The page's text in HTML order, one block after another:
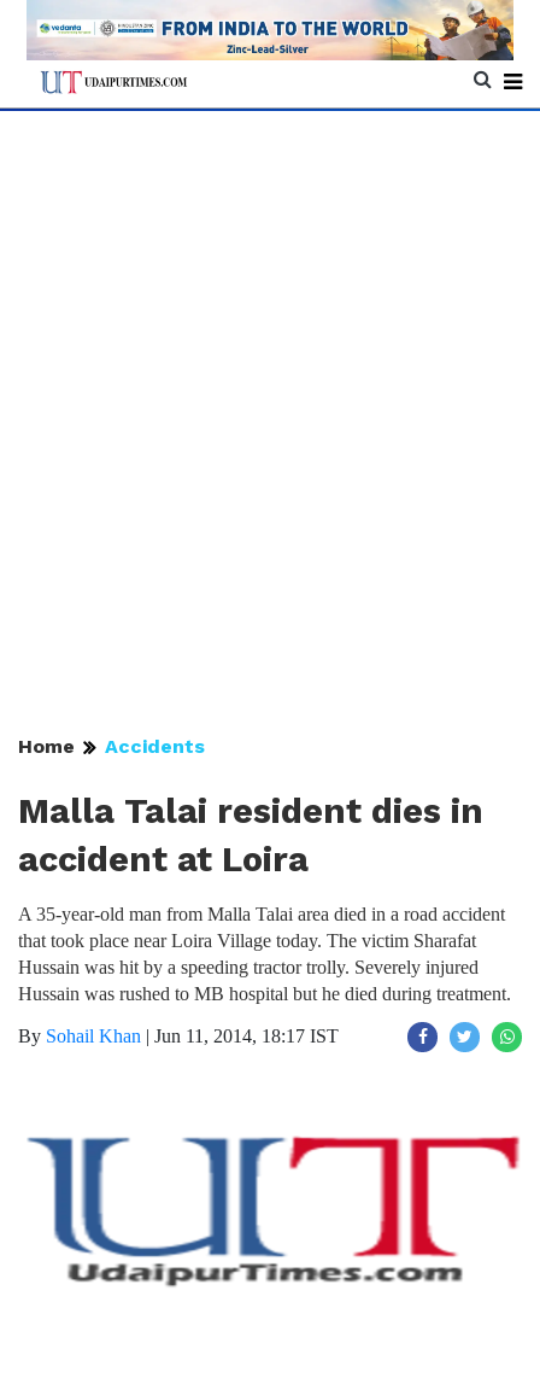
Home Accidents
Malla Talai resident dies in
accident at Loira
A 35-year-old man from Malla Talai area died in a road accident
that took place near Loira Village today. The victim Sharafat
Hussain was hit by a speeding tractor trolly. Severely injured
Hussain was rushed to MB hospital but he died during treatment.
By Sohail Khan | Jun 11, 2014, 18:17 IST